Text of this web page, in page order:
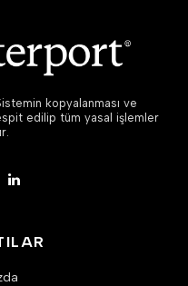
kopyalanması ve
edilip tüm yasal işlemler